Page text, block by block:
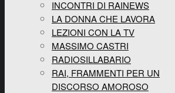
INCONTRI DI RAINEWS
LA DONNA CHE LAVORA
LEZIONI CON LA TV
MASSIMO CASTRI
RADIOSILLABARIO
RAI, FRAMMENTI PER UN
DISCORSO AMOROSO